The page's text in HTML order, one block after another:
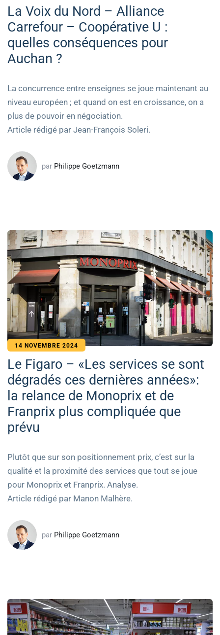
La Voix du Nord – Alliance
Carrefour – Coopérative U :
quelles conséquences pour
Auchan ?
La concurrence entre enseignes se joue maintenant au
niveau européen ; et quand on est en croissance, on a
plus de pouvoir en négociation.
Article rédigé par Jean-François Soleri.
par Philippe Goetzmann
14 NOVEMBRE 2024
Le Figaro – «Les services se sont
dégradés ces dernières années»:
la relance de Monoprix et de
Franprix plus compliquée que
prévu
Plutôt que sur son positionnement prix, c’est sur la
qualité et la proximité des services que tout se joue
pour Monoprix et Franprix. Analyse.
Article rédigé par Manon Malhère.
par Philippe Goetzmann